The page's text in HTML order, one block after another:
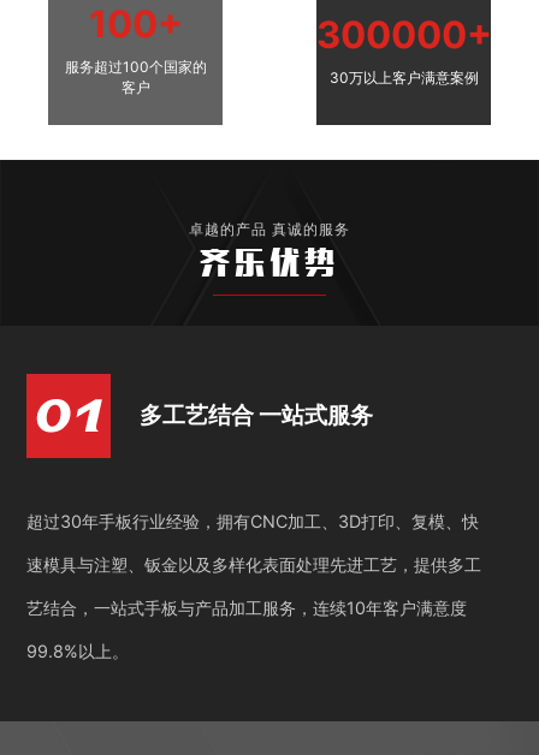
100+
服务超过100个国家的
客户
300000+
30万以上客户满意案例
卓越的产品 真诚的服务
齐乐优势
多工艺结合 一站式服务
超过30年手板行业经验，拥有CNC加工、3D打印、复模、快
速模具与注塑、钣金以及多样化表面处理先进工艺，提供多工
艺结合，一站式手板与产品加工服务，连续10年客户满意度
99.8%以上。